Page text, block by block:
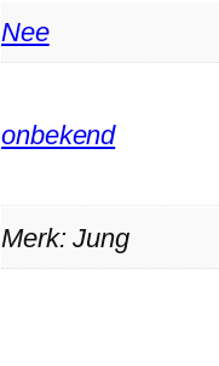
‎Nee
‎onbekend
Merk: Jung